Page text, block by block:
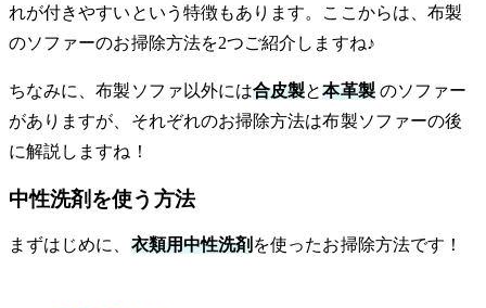
れが付きやすいという特徴もあります。ここからは、布製
のソファーのお掃除方法を2つご紹介しますね♪
ちなみに、布製ソファ以外には合皮製と本革製のソファー
がありますが、それぞれのお掃除方法は布製ソファーの後
に解説しますね！
中性洗剤を使う方法
まずはじめに、 衣類用中性洗剤 を使ったお掃除方法です！